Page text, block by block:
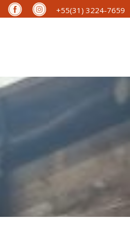
+55(31) 3224-7659